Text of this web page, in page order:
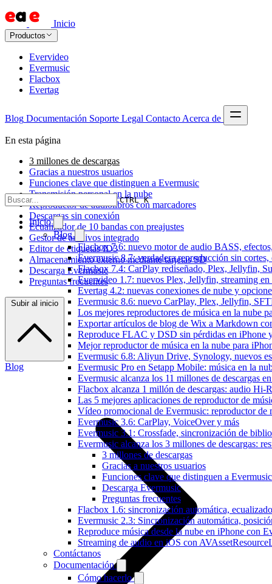
Inicio
Productos
Evervideo
Evermusic
Flacbox
Evertag
Blog Documentación Soporte Legal Contacto Acerca de
CTRL K
Inicio
Blog
Flacbox 7.6: nuevo motor de audio BASS,
Evermusic 8.7: verdadera reproducción sin
Flacbox 7.4: CarPlay rediseñado, Plex, Jellyfin,
Evervideo 1.7: nuevos Plex, Jellyfin, streaming
Evertag 4.2: nuevas conexiones de nube y
Evermusic 8.6: nuevo CarPlay, Plex, Jellyfin,
Los mejores reproductores de música en la nube
Exportar artículos de blog de Wix a Markdown
Reproduce FLAC y DSD sin pérdidas en iPhone
Mejor reproductor de música en la nube para
Evermusic 6.8: Aliyun Drive, Synology, nuevos
Evermusic Pro en Setapp Mobile: música en la
Evermusic alcanza los 11 millones de descargas
Flacbox alcanza 1 millón de descargas: audio Hi-
Las 5 mejores aplicaciones de reproductor de
Vídeo promocional de Evermusic: reproductor de
Evermusic 3.6: CarPlay, VoiceOver y más
Evermusic 3.1: Crossfade, sincronización de
Evermusic alcanza los 3 millones de descargas:
3 millones de descargas
Gracias a nuestros usuarios
Funciones clave que distinguen a Evermusic
Descarga Evermusic
Preguntas frecuentes
Flacbox 1.6: sincronización automática,
Evermusic 2.3: Sincronización automática,
Reproduce música desde la nube en iPhone con
Streaming de audio en iOS con
Contáctanos
Documentación
Cómo hacerlo
En esta página
3 millones de descargas
Gracias a nuestros usuarios
Funciones clave que distinguen a Evermusic
Transmisión personal en la nube
Reproductor de audiolibros con marcadores
Descargas sin conexión
Ecualizador de 10 bandas con preajustes
Gestor de archivos integrado
Editor de etiquetas ID3
Almacenamiento externo mediante tarjetas SD
Descarga Evermusic
Preguntas frecuentes
Subir al inicio
Blog